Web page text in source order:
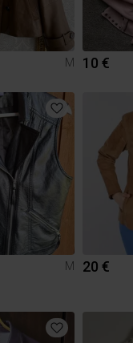
M 10 €
M
20 €